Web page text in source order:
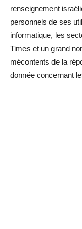
renseignement
personnels de ses
informatique, les
Times et un grand
mécontents de la
donnée concernant